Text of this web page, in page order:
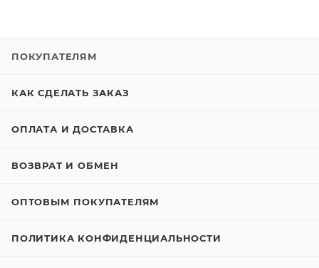
ПОКУПАТЕЛЯМ
КАК СДЕЛАТЬ ЗАКАЗ
ОПЛАТА И ДОСТАВКА
ВОЗВРАТ И ОБМЕН
ОПТОВЫМ ПОКУПАТЕЛЯМ
ПОЛИТИКА КОНФИДЕНЦИАЛЬНОСТИ